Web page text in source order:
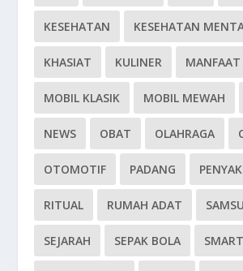
KESEHATAN KESEHATAN
KHASIAT KULINER MANFAAT
MOBIL KLASIK MOBIL MEWAH
NEWS OBAT OLAHRAGA
OTOMOTIF PADANG
RITUAL RUMAH ADAT
SEJARAH SEPAK BOLA